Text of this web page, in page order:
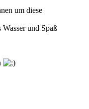
um diese
und Spaß